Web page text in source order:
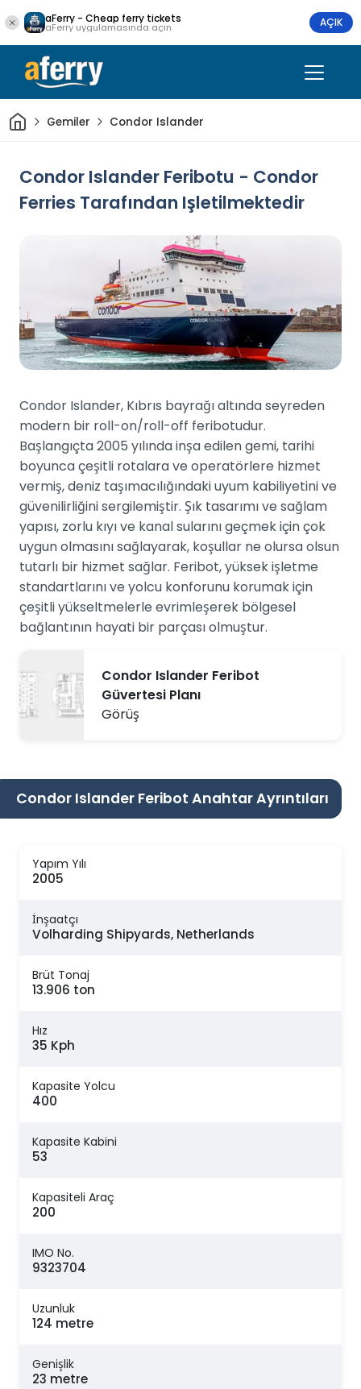
aFerry - Cheap ferry tickets
aFerry uygulamasında açın AÇIK
Ev Gemiler Condor Islander
Condor Islander Feribotu - Condor
Ferries Tarafından Işletilmektedir
Condor Islander, Kıbrıs bayrağı altında seyreden
modern bir roll-on/roll-off feribotudur.
Başlangıçta 2005 yılında inşa edilen gemi, tarihi
boyunca çeşitli rotalara ve operatörlere hizmet
vermiş, deniz taşımacılığındaki uyum kabiliyetini ve
güvenilirliğini sergilemiştir. Şık tasarımı ve sağlam
yapısı, zorlu kıyı ve kanal sularını geçmek için çok
uygun olmasını sağlayarak, koşullar ne olursa olsun
tutarlı bir hizmet sağlar. Feribot, yüksek işletme
standartlarını ve yolcu konforunu korumak için
çeşitli yükseltmelerle evrimleşerek bölgesel
bağlantının hayati bir parçası olmuştur.
Condor Islander Feribot
Güvertesi Planı
Görüş
Condor Islander Feribot Anahtar Ayrıntıları
Yapım Yılı
2005
İnşaatçı
Volharding Shipyards, Netherlands
Brüt Tonaj
13.906 ton
Hız
35 Kph
Kapasite Yolcu
400
Kapasite Kabini
53
Kapasiteli Araç
200
IMO No.
9323704
Uzunluk
124 metre
Genişlik
23 metre